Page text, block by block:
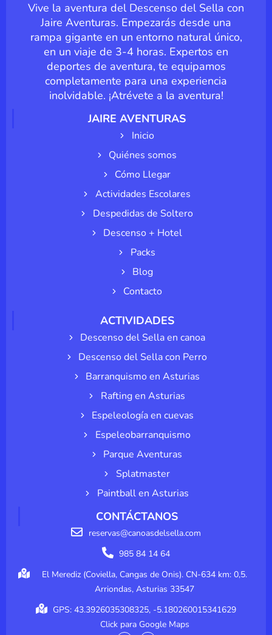
Vive la aventura del Descenso del Sella con
Jaire Aventuras. Empezarás desde una
rampa gigante en un entorno natural único,
en un viaje de 3-4 horas. Expertos en
deportes de aventura, te equipamos
completamente para una experiencia
inolvidable. ¡Atrévete a la aventura!
JAIRE AVENTURAS
Inicio
Quiénes somos
Cómo Llegar
Actividades Escolares
Despedidas de Soltero
Descenso + Hotel
Packs
Blog
Contacto
ACTIVIDADES
Descenso del Sella en canoa
Descenso del Sella con Perro
Barranquismo en Asturias
Rafting en Asturias
Espeleología en cuevas
Espeleobarranquismo
Parque Aventuras
Splatmaster
Paintball en Asturias
CONTÁCTANOS
reservas@canoasdelsella.com
985 84 14 64
El Merediz (Coviella, Cangas de Onis). CN-634 km: 0,5.
Arriondas, Asturias 33547
GPS: 43.3926035308325, -5.180260015341629
Click para Google Maps